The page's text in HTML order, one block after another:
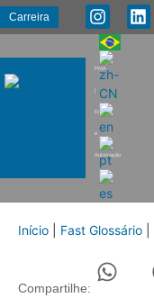
Carreira
PMA
|
Energia
e
Automação
Início Fast Glossário
Compartilhe: